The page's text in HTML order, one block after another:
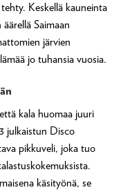
Keskellä kauneinta
Saimaan
järvien
jo tuhansia vuosia.
kala huomaa juuri
julkaistun Disco
pikkuveli, joka tuo
käsityönä, se